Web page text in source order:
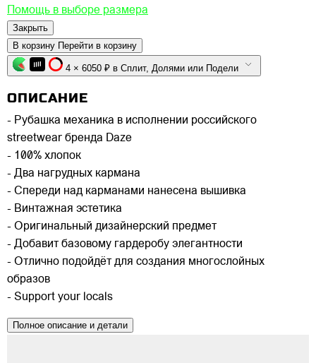
Помощь в выборе размера
Закрыть
В корзину Перейти в корзину
4 × 6050 ₽ в Сплит, Долями или Подели
ОПИСАНИЕ
- Рубашка механика в исполнении российского
streetwear бренда Daze
- 100% хлопок
- Два нагрудных кармана
- Спереди над карманами нанесена вышивка
- Винтажная эстетика
- Оригинальный дизайнерский предмет
- Добавит базовому гардеробу элегантности
- Отлично подойдёт для создания многослойных
образов
- Support your locals
Полное описание и детали